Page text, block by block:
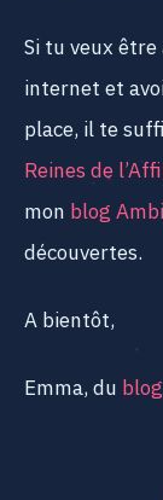
Si tu veux
internet et
place, il te
Reines de
mon blog
découvertes.
A bientôt,
Emma, du